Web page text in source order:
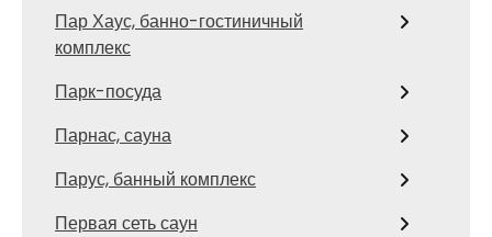
Пар Хаус, банно-гостиничный
комплекс
Парк-посуда
Парнас, сауна
Парус, банный комплекс
Первая сеть саун